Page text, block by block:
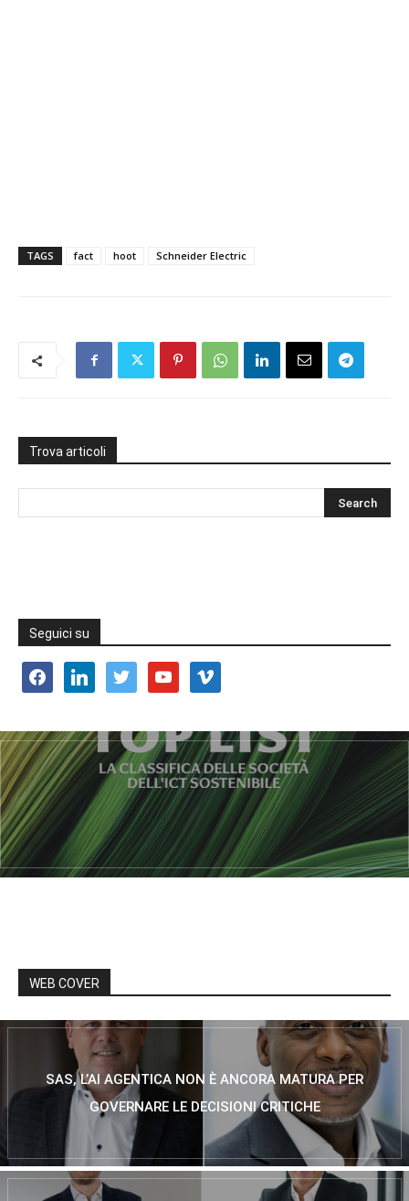
TAGS fact hoot Schneider Electric
Trova articoli
Seguici su
facebooklinkedin twitter youtube vimeo
WEB COVER
SAS, L’AI AGENTICA NON È ANCORA MATURA PER
GOVERNARE LE DECISIONI CRITICHE